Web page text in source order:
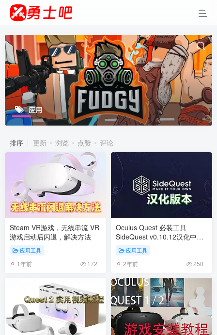
应用
排序 更新 浏览 点赞 评论
Steam VR游戏，无线串流 VR
游戏启动后闪退，解决方法
应用工具
1年前 172
Oculus Quest 必装工具
SideQuest v0.10.12汉化中文
应用工具
2年前 250